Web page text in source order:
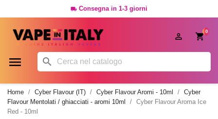
 Consegna in 1-3 giorni
0

 
Home Cyber Flavour (IT) Cyber Flavour Aromi - 10ml
Cyber
Flavour Mentolati / ghiacciati - aromi 10ml
Cyber Flavour Aroma Ice
Red - 10ml